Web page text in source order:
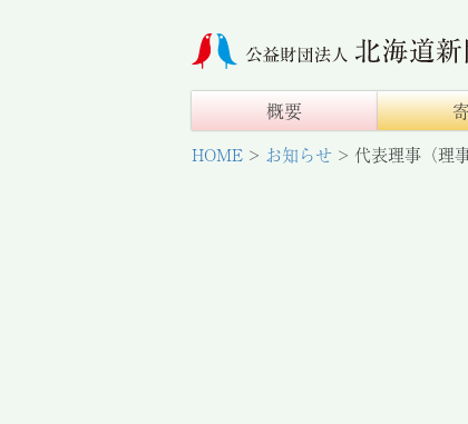
概要
HOME > お知らせ > 代表理事（理